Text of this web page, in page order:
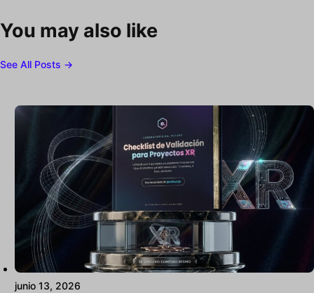
You may also like
See All Posts →
junio 13, 2026